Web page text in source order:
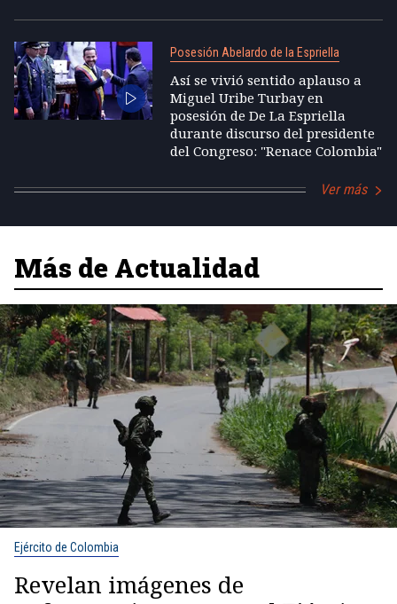
Posesión Abelardo de la Espriella
Así se vivió sentido aplauso a
Miguel Uribe Turbay en
posesión de De La Espriella
durante discurso del presidente
del Congreso: "Renace Colombia"
Ver más
Más de Actualidad
Ejército de Colombia
Revelan imágenes de